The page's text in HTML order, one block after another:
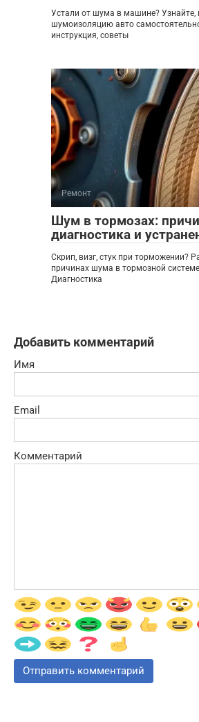
Устали от шума в машине? Узнайте,
шумоизоляцию авто
инструкция, советы
Ремонт
Шум в тормозах:
диагностика и
Скрип, визг, стук при торможении?
причинах шума в тормозной
Диагностика
Добавить комментарий
Имя
Email
Комментарий